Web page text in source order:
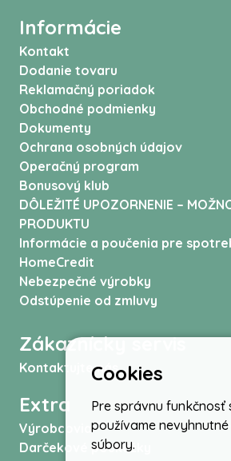
Informácie
Kontakt
Dodanie tovaru
Reklamačný poriadok
Obchodné podmienky
Dokumenty
Ochrana osobných údajov
Operačný program
Bonusový klub
DÔLEŽITÉ UPOZORNENIE –
PRODUKTU
Informácie a poučenia pre
HomeCredit
Nebezpečné výrobky
Odstúpenie od zmluvy
Zákaznícky servis
Kontaktujte nás
Extra
Výrobcovia
Darčekové poukážky
Cookies
Pre správnu funkčnosť
používame
súbory.